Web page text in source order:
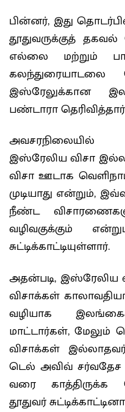
பின்னர், இது
தூதுவருக்குத் தகவல்
எல்லை மற்றும்
கலந்துரையாடலை
இஸ்ரேலுக்கான
பண்டாரா
அவசரநிலையில்
இஸ்ரேலிய விசா
விசா ஊடாக
முடியாது என்றும்,
நீண்ட
வழிவகுக்கும்
சுட்டிக்காட்டியுள்ளார்.
அதன்படி, இஸ்ரேலிய
விசாக்கள்
வழியாக
மாட்டார்கள், மேலும்
விசாக்கள்
டெல் அவிவ் சர்வதேச
வரை காத்திருக்க
தூதுவர்